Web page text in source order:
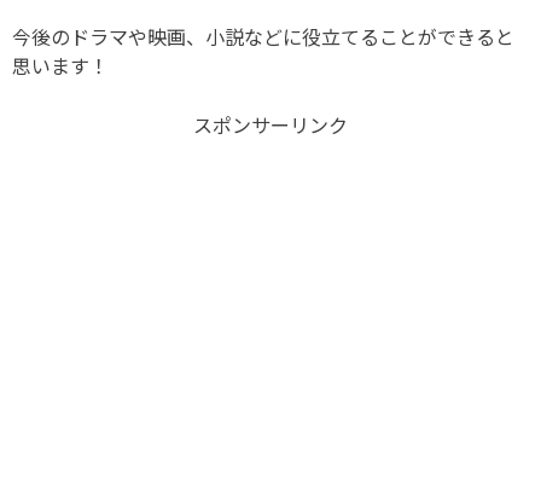
今後のドラマや映画、小説などに役立てることができると
思います！
スポンサーリンク